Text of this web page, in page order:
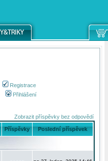
Registrace
Přihlášení
Zobrazit příspěvky bez odpovědí
Příspěvky Poslední příspěvek